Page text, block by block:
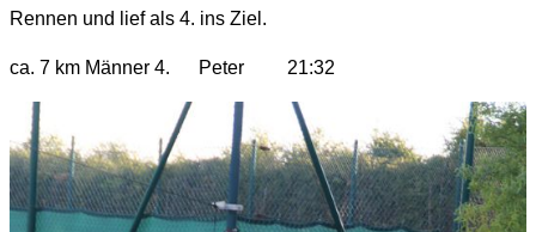
Rennen und lief als 4. ins Ziel.
ca. 7 km Männer 4. Peter 21:32